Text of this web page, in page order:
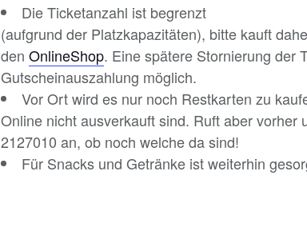
Die Ticketanzahl ist begrenzt
(aufgrund der Platzkapazitäten), bitte kauft
den OnlineShop. Eine spätere Stornierung der
Gutscheinauszahlung möglich.
Vor Ort wird es nur noch Restkarten zu
Online nicht ausverkauft sind. Ruft aber vorher
2127010 an, ob noch welche da sind!
Für Snacks und Getränke ist weiterhin